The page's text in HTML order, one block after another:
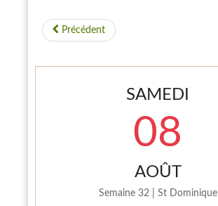
Précédent
SAMEDI
08
AOÛT
Semaine 32 | St Dominique
INFO PELINFO